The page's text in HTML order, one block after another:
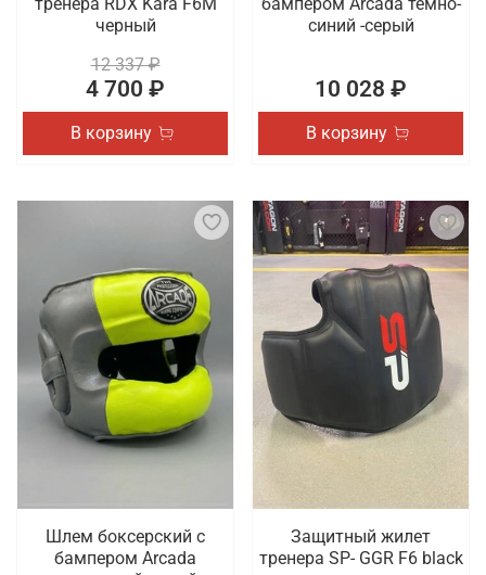
черный
12 337 ₽
4 700 ₽
В корзину
синий -серый
10 028 ₽
В корзину
Шлем боксерский с
бампером Arcada
Защитный жилет
тренера SP- GGR F6 black